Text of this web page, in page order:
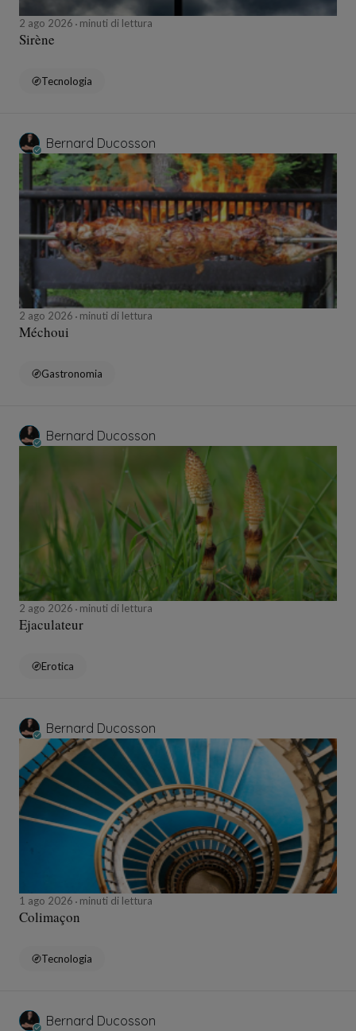
2 ago 2026 minuti di lettura
Sirène
Tecnologia
Bernard Ducosson
2 ago 2026 minuti di lettura
Méchoui
Gastronomia
Bernard Ducosson
2 ago 2026 minuti di lettura
Ejaculateur
Erotica
Bernard Ducosson
1 ago 2026 minuti di lettura
Colimaçon
Tecnologia
Bernard Ducosson